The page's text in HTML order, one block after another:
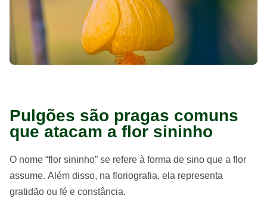
Pulgões são pragas comuns
que atacam a flor sininho
O nome “flor sininho” se refere à forma de sino que a flor
assume. Além disso, na floriografia, ela representa
gratidão ou fé e constância.